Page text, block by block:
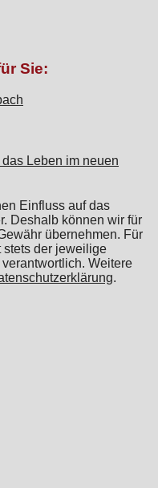
Sie:
Leben im neuen
Einfluss auf das
Deshalb können wir für
übernehmen. Für
stets der jeweilige
Weitere
.